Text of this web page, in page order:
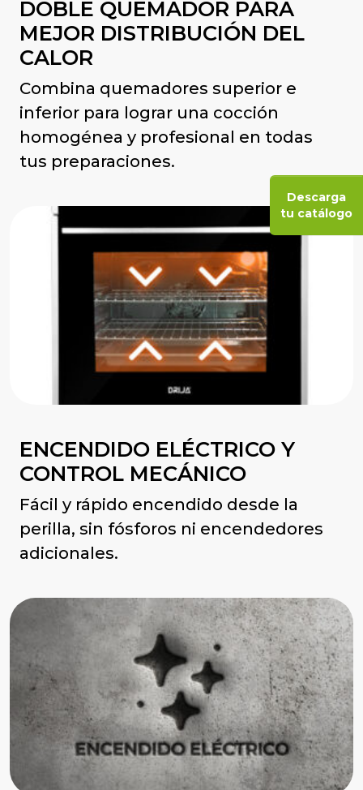
Descarga
tu catálogo
DOBLE QUEMADOR PARA
MEJOR DISTRIBUCIÓN DEL
CALOR
Combina quemadores superior e
inferior para lograr una cocción
homogénea y profesional en todas
tus preparaciones.
ENCENDIDO ELÉCTRICO Y
CONTROL MECÁNICO
Fácil y rápido encendido desde la
perilla, sin fósforos ni encendedores
adicionales.